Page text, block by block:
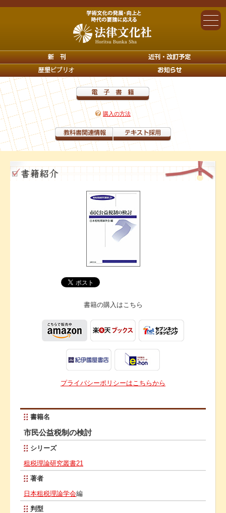
購入の方法
書籍の購入はこちら
プライバシーポリシーはこちらから
書籍名
市民公益税制の検討
シリーズ
租税理論研究叢書21
著者
日本租税理論学会編
判型